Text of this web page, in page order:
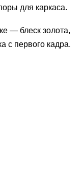
для каркаса.
— блеск золота,
с первого кадра.